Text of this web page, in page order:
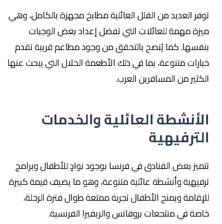
توفر العديد من الفلل العائلية مطابخ مجهزة بالكامل، وهي
ميزة مهمة للعائلات التي تفضل إعداد بعض الوجبات
بنفسها. كما يُنصح بالتحقق من وجود مطاعم قريبة تقدم
خيارات متنوعة، بما في ذلك الأطعمة الحلال التي يبحث عنها
الكثير من المسافرين العرب.
الأنشطة العائلية والخدمات
الترفيهية
تتميز بعض الفنادق في فرنسا بوجود نوادٍ للأطفال وبرامج
ترفيهية وأنشطة عائلية متنوعة، وهو ما يضيف قيمة كبيرة
للإقامة ويمنح الأطفال تجربة ممتعة طوال فترة الرحلة،
خاصة في منتجعات بروفانس والريفيرا الفرنسية.